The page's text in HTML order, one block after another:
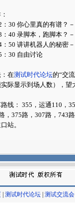
：30 你心里真的有谱？
：40 录脚本，跑脚本？
：50 讲讲机器人的秘密
：30 自由讨论
在测试时代论坛的“交
际显示到场人数），望
线： 355，运通110，
，375路，307路，743
站。
测试时代论坛| 测试交流会